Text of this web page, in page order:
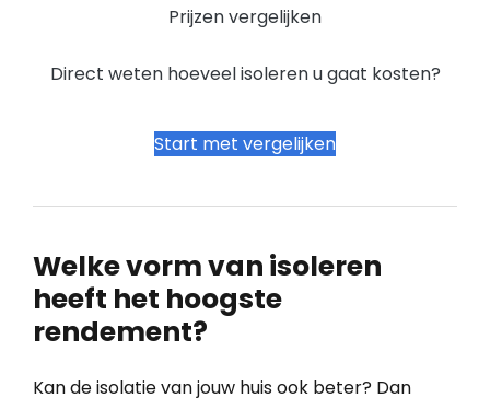
Prijzen vergelijken
Direct weten hoeveel isoleren u gaat kosten?
Start met vergelijken
Welke vorm van isoleren
heeft het hoogste
rendement?
Kan de isolatie van jouw huis ook beter? Dan